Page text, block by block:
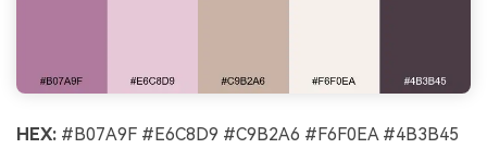
HEX: #B07A9F #E6C8D9 #C9B2A6 #F6F0EA #4B3B45